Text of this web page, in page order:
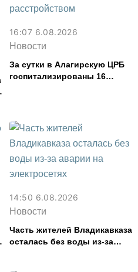
16:07 6.08.2026
Новости
За сутки в Алагирскую ЦРБ
госпитализированы 16
14:50 6.08.2026
Новости
Часть жителей Владикавказа
осталась без воды из-за